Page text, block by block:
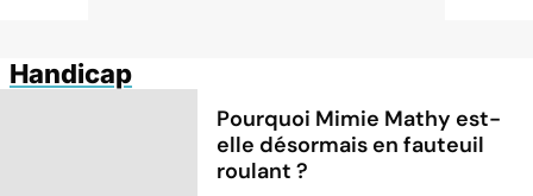
Handicap
Pourquoi Mimie Mathy est-
elle désormais en fauteuil
roulant ?